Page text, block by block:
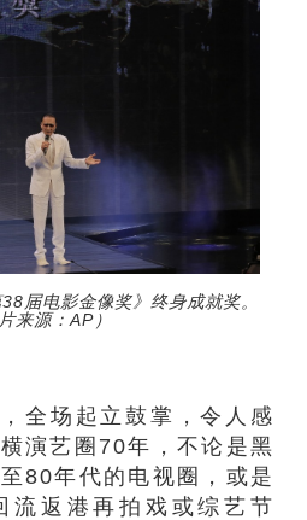
届电影金像奖》终身成就奖。
来源：AP）
场起立鼓掌，令人感
演艺圈70年，不论是黑
80年代的电视圈，或是
流返港再拍戏或综艺节